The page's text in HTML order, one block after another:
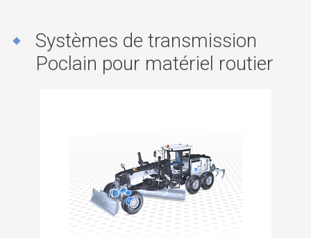
Systèmes de transmission
Poclain pour matériel routier